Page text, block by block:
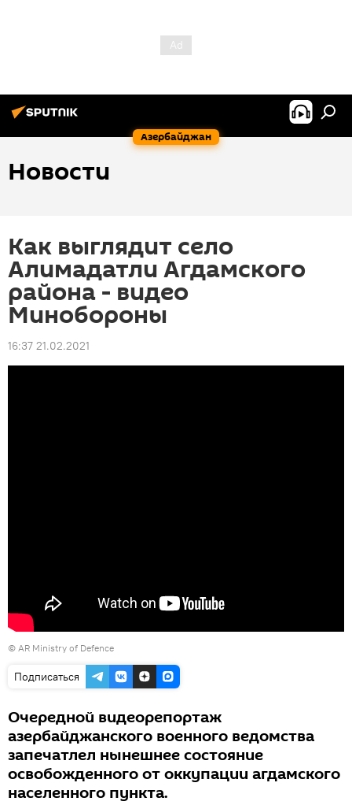
Азербайджан
Новости
Как выглядит село
Алимадатли Агдамского
района - видео
Минобороны
16:37 21.02.2021
© AR Ministry of Defence
Подписаться
Очередной видеорепортаж
азербайджанского военного ведомства
запечатлел нынешнее состояние
освобожденного от оккупации агдамского
населенного пункта.